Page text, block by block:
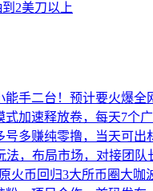
2美刀以上
手二台！预计要火爆全
式加速释放卷，每天7个
多赚纯零撸，当天可出
，布局市场，对接团队
火币回归3大所币圈大